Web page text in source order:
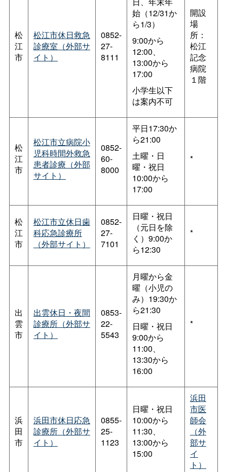
松
江
市
松江市休日救急
診療室（外部サ
イト）
0852-
27-
8111
始（12/31か
ら1/3）
9:00から
12:00、
13:00から
17:00
小学生以下
は案内不可
開設
場
所：
松江
記念
病院
１階
松
江
市
松江市立病院小
児科時間外救急
患者診療（外部
サイト）
0852-
60-
8000
平日17:30か
ら21:00
土曜・日
曜・祝日
10:00から
17:00
*
松
江
市
松江市立休日歯
科応急診療所
（外部サイト）
0852-
27-
7101
日曜・祝日
（元日を除
く）9:00か
ら12:30
*
出
雲
市
出雲休日・夜間
診療所（外部サ
イト）
0853-
22-
5543
月曜から金
曜（小児の
み）19:30か
ら21:30
日曜・祝日
9:00から
11:00、
13:30から
16:00
*
浜
田
市
浜田市休日応急
診療所（外部サ
イト）
0855-
25-
1123
日曜・祝日
10:00から
11:30、
13:00から
15:00
浜田
市医
師会
（外
部サ
イ
ト）